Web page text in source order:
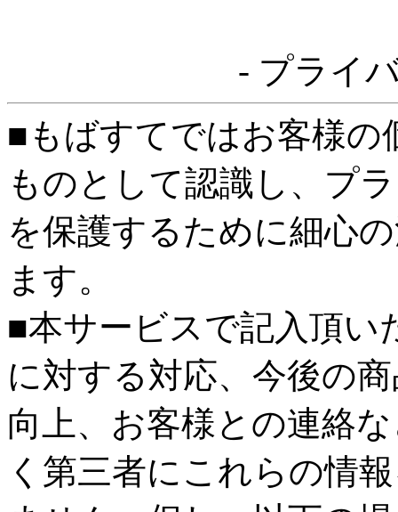
- プライ
■もばすてではお客様の
ものとして認識し、プ
を保護するために細心
ます。
■本サービスで記入頂い
に対する対応、今後の
向上、お客様との連絡
く第三者にこれらの情